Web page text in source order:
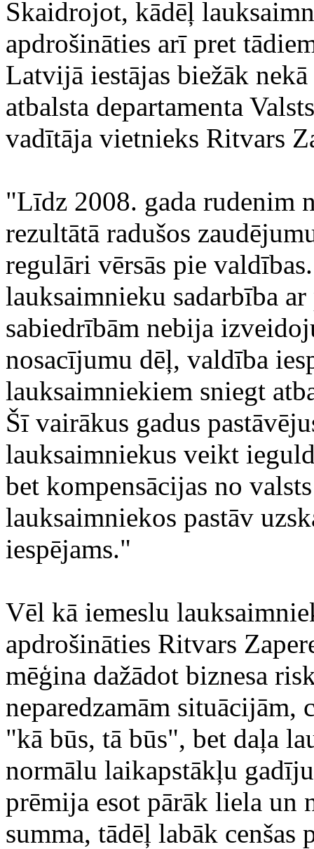
Skaidrojot, kādēļ
apdrošināties arī pret
Latvijā iestājas biežāk
atbalsta departamenta
vadītāja vietnieks Ritvars
"Līdz 2008. gada rudenim
rezultātā radušos
regulāri vērsās pie
lauksaimnieku sadarbība
sabiedrībām nebija
nosacījumu dēļ, valdība
lauksaimniekiem sniegt
Šī vairākus gadus
lauksaimniekus veikt
bet kompensācijas no
lauksaimniekos pastāv
iespējams."
Vēl kā iemeslu
apdrošināties Ritvars
mēģina dažādot biznesa
neparedzamām
"kā būs, tā būs", bet daļa
normālu laikapstākļu
prēmija esot pārāk liela un
summa, tādēļ labāk